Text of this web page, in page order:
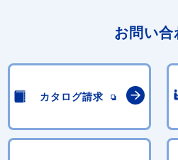
お問い合
カタログ請求